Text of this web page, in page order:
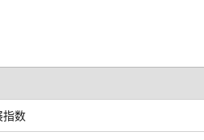
指数